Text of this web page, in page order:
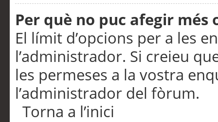
Per què no puc afegir més
El límit d’opcions per a les
l’administrador. Si creieu
les permeses a la vostra
l’administrador del fòrum.
Torna a l’inici